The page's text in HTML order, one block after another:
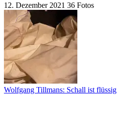
12. Dezember 2021 36 Fotos
Wolfgang Tillmans: Schall ist flüssig